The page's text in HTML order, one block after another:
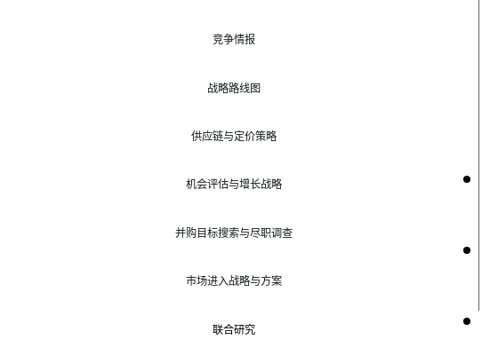
竞争情报
战略路线图
供应链与定价策略
机会评估与增长战略
并购目标搜索与尽职调查
市场进入战略与方案
联合研究